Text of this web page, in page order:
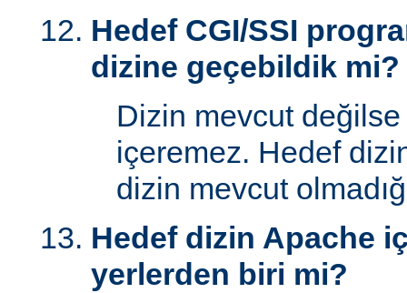
Hedef CGI/SSI
dizine geçebildik mi?
Dizin mevcut değilse
içeremez. Hedef
dizin mevcut
Hedef dizin Apache
yerlerden biri mi?